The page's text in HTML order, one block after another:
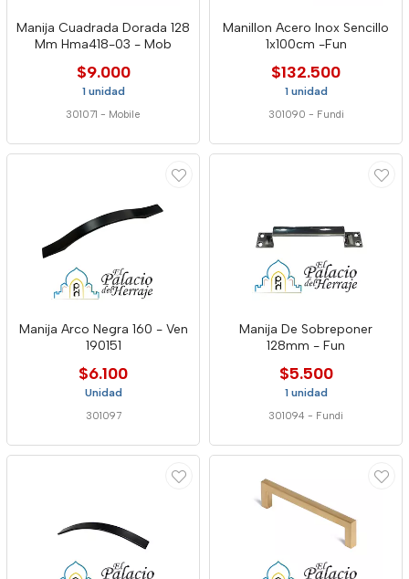
Manija Cuadrada Dorada 128
Mm Hma418-03 - Mob
$9.000
1 unidad
301071 - Mobile
Manillon Acero Inox Sencillo
1x100cm -Fun
$132.500
1 unidad
301090 - Fundi
Manija Arco Negra 160 - Ven
190151
$6.100
Unidad
301097
Manija De Sobreponer
128mm - Fun
$5.500
1 unidad
301094 - Fundi